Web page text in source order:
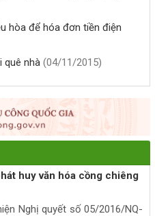
VIÊN TẠI TRUNG TÂM
KRÔNG BÚK
NĂM 2026
VÀ TIỀN GỬI TRỰC TUYẾN
CHÍNH SÁCH XÃ HỘI
hòa để hóa đơn tiền điện
quê nhà (04/11/2015)
huy văn hóa cồng chiêng
Nghị quyết số 05/2016/NQ-